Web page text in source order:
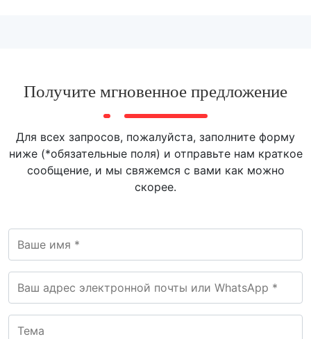
Получите мгновенное предложение
Для всех запросов, пожалуйста, заполните форму
ниже (*обязательные поля) и отправьте нам краткое
сообщение, и мы свяжемся с вами как можно
скорее.